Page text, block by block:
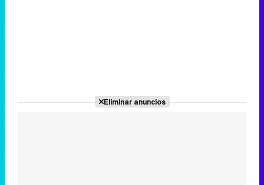
Eliminar anuncios